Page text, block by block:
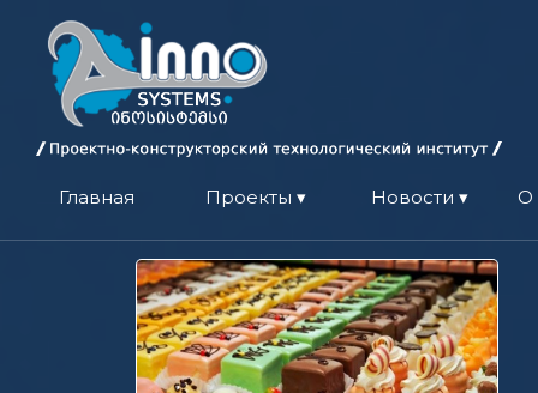
Главная Проекты ▾ Новости ▾ О